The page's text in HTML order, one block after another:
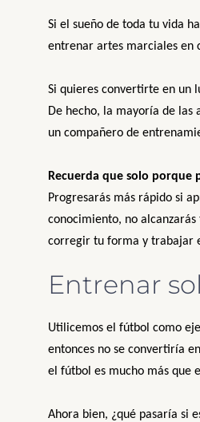
Si el sueño de toda tu vida
entrenar artes marciales en
Si quieres convertirte en un
De hecho, la mayoría de
un compañero de
Recuerda que solo porque
Progresarás más rápido si
conocimiento, no
corregir tu forma y trabajar
Entrenar
Utilicemos el fútbol como
entonces no se convertiría
el fútbol es mucho más que
Ahora bien, ¿qué pasaría si